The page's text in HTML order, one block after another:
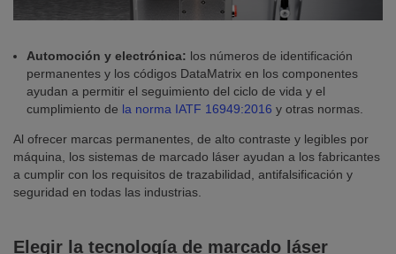
Automoción y electrónica: los números de identificación
permanentes y los códigos DataMatrix en los componentes
ayudan a permitir el seguimiento del ciclo de vida y el
cumplimiento de la norma IATF 16949:2016 y otras normas.
Al ofrecer marcas permanentes, de alto contraste y legibles por
máquina, los sistemas de marcado láser ayudan a los fabricantes
a cumplir con los requisitos de trazabilidad, antifalsificación y
seguridad en todas las industrias.
Elegir la tecnología de marcado láser